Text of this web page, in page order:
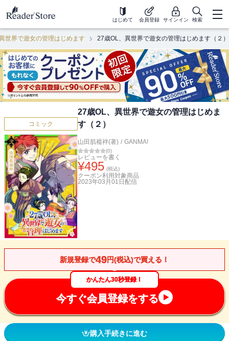
はじめて 会員登録 サインイン 検索
世界で遊女の管理はじめます 27歳OL、異世界で遊女の管理はじめます（２）
コミック
27歳OL、異世界で遊女の管理はじめま
す（２）
山田肌襦袢(著) / GANMA!
(0)
レビューを書く
¥495 (税込)
クーポン利用対象商品
2023年03月01日 配信
新規登録で49円(税込)で買える！
かんたん30秒登録！
今すぐ会員登録をする
購入手続きに進む